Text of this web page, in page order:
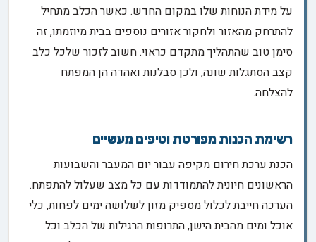
על מידת הנוחות שלו במקום החדש. כאשר הכלב מתחיל
להתרחק מהאזור ולחקור אזורים נוספים בבית מיוזמתו, זה
סימן טוב שהתהליך מתקדם כראוי. חשוב לזכור שלכל כלב
קצב הסתגלות שונה, ולכן סבלנות ואהדה הן המפתח
להצלחה.
רשימת הכנות מפורטת וטיפים מעשיים
הכנת ערכת חירום מקיפה עבור יום המעבר והשבועות
הראשונים חיונית להתמודדות עם כל מצב שעלול להתפתח.
הערכה חייבת לכלול מספיק מזון לשלושה ימים לפחות, כלי
אוכל ומים מהבית הישן, התרופות הרגילות של הכלב וכל